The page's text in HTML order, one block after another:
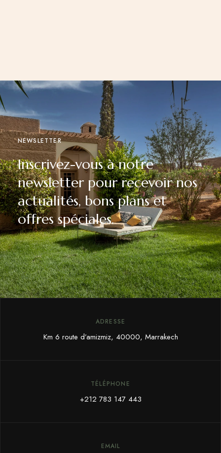
NEWSLETTER
Inscrivez-vous à notre
newsletter pour recevoir nos
actualités, bons plans et
offres spéciales.
ADRESSE
Km 6 route d’amizmiz, 40000, Marrakech
TÉLÉPHONE
+212 783 147 443
EMAIL